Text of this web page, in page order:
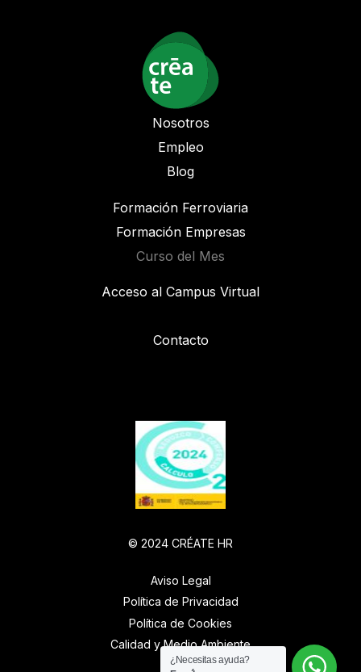
Nosotros
Empleo
Blog
Formación Ferroviaria
Formación Empresas
Curso del Mes
Acceso al Campus Virtual
Contacto
© 2024 CRÉATE HR
Aviso Legal
Política de Privacidad
Política de Cookies
Calidad y Medio Ambiente
¿Necesitas ayuda?